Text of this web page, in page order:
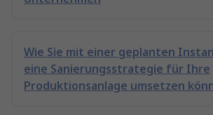
Wie Sie mit einer geplanten
eine Sanierungsstrategie für Ihre
Produktionsanlage umsetzen